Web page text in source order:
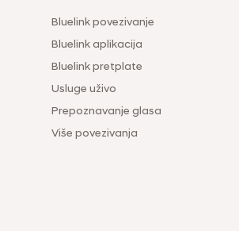
Bluelink povezivanje
Bluelink aplikacija
Bluelink pretplate
Usluge uživo
Prepoznavanje glasa
Više povezivanja